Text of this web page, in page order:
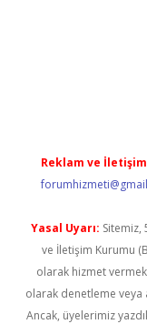
Reklam ve
Yasal Uyarı: Sitemiz,
ve İletişim Kurumu
olarak hizmet
olarak denetleme veya
Ancak, üyelerimiz